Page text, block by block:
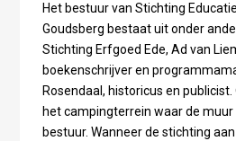
Het bestuur van Stichting
Goudsberg bestaat uit onder
Stichting Erfgoed Ede, Ad van
boekenschrijver en
Rosendaal, historicus en
het campingterrein waar de
bestuur. Wanneer de stichting